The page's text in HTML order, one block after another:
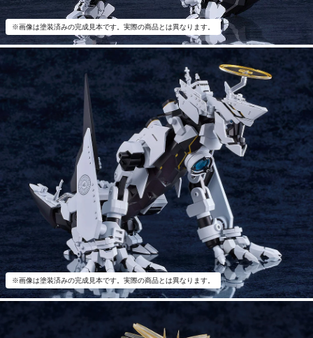
※画像は塗装済みの完成見本です。実際の商品とは異なります。
※画像は塗装済みの完成見本です。実際の商品とは異なります。